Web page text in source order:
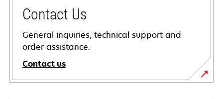
Contact Us
General inquiries, technical support and
order assistance.
Contact us